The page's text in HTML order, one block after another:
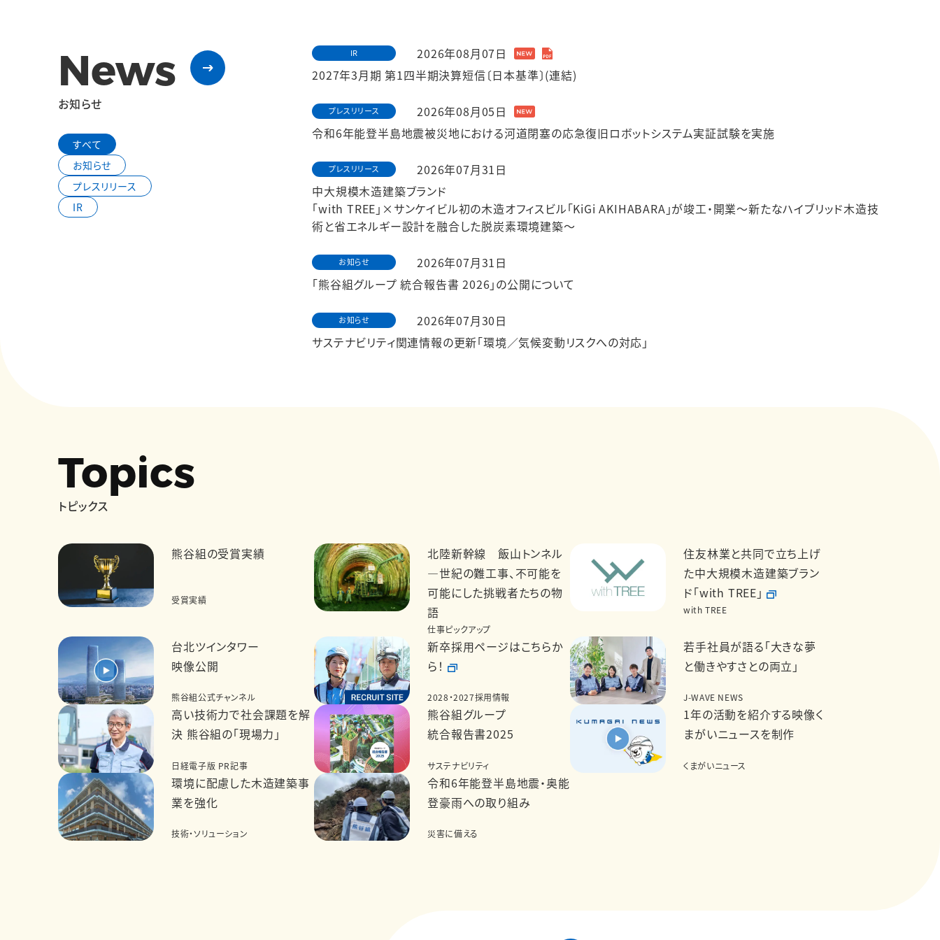
News
お知らせ
すべて
お知らせ
プレスリリース
IR
IR
2026年08月07日
2027年3月期 第1四半期決算短信〔日本基準〕(連結)
プレスリリース
2026年08月05日
令和6年能登半島地震被災地における河道閉塞の応急復旧ロボットシステム実証試験を実施
プレスリリース
2026年07月31日
中大規模木造建築ブランド
「with TREE」×サンケイビル初の木造オフィスビル「KiGi AKIHABARA」が竣工・開業～新たなハイブリッド木造技
術と省エネルギー設計を融合した脱炭素環境建築～
お知らせ
2026年07月31日
「熊谷組グループ 統合報告書 2026」の公開について
お知らせ
2026年07月30日
サステナビリティ関連情報の更新「環境／気候変動リスクへの対応」
Topics
トピックス
熊谷組の受賞実績
受賞実績
北陸新幹線 飯山トンネル
―世紀の難工事、不可能を
可能にした挑戦者たちの物
語
仕事ピックアップ
住友林業と共同で立ち上げ
た中大規模木造建築ブラン
ド「with TREE」
with TREE
台北ツインタワー
映像公開
熊谷組公式チャンネル
新卒採用ページはこちらか
ら！
2028・2027採用情報
若手社員が語る「大きな夢
と働きやすさとの両立」
J-WAVE NEWS
高い技術力で社会課題を解
決 熊谷組の「現場力」
日経電子版 PR記事
熊谷組グループ
統合報告書2025
サステナビリティ
1年の活動を紹介する映像く
まがいニュースを制作
くまがいニュース
環境に配慮した木造建築事
業を強化
技術・ソリューション
令和6年能登半島地震・奥能
登豪雨への取り組み
災害に備える